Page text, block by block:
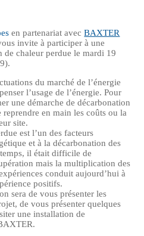
en partenariat avecBAXTER
invite à participer à une
de chaleur perdue le mardi 19
du marché de l’énergie
l’usage de l’énergie. Pour
une démarche de décarbonation
en main les coûts ou la
site.
est l’un des facteurs
et à la décarbonation des
il était difficile de
mais la multiplication des
conduit aujourd’hui à
positifs.
sera de vous présenter les
de vous présenter quelques
une installation de